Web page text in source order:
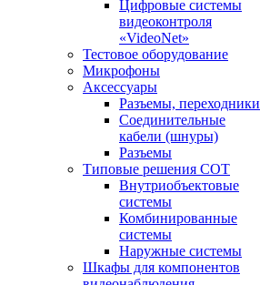
Цифровые системы
видеоконтроля
«VideoNet»
Тестовое оборудование
Микрофоны
Аксессуары
Разъемы, переходники
Соединительные
кабели (шнуры)
Разъемы
Типовые решения СОТ
Внутриобъектовые
системы
Комбинированные
системы
Наружные системы
Шкафы для компонентов